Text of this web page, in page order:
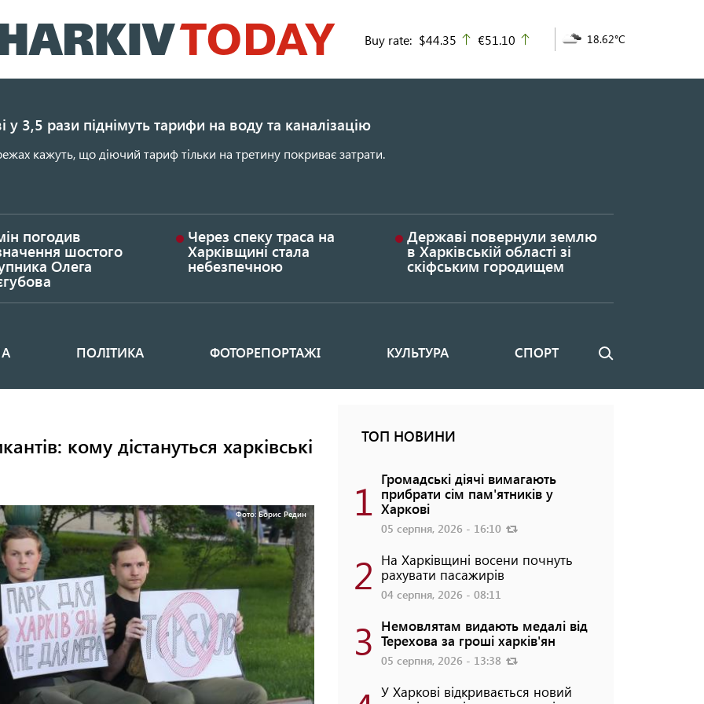
до
основного
Buy rate: $44.35 up
€51.10 18.62°C
у 3,5 рази піднімуть тарифи на воду та каналізацію
кажуть, що діючий тариф тільки на третину покриває затрати.
погодив
шостого
Олега
Через спеку траса на
Харківщині стала
небезпечною
Державі повернули землю
в Харківській області зі
скіфським городищем
ПОЛІТИКА ФОТОРЕПОРТАЖІ КУЛЬТУРА СПОРТ Пошук
кому дістануться харківські
Фото: Борис Редин
ТОП НОВИНИ
1 Громадські діячі вимагають
прибрати сім пам'ятників у
Харкові
05 серпня, 2026 - 16:10
2 На Харківщині восени почнуть
рахувати пасажирів
04 серпня, 2026 - 08:11
3 Немовлятам видають медалі від
Терехова за гроші харків'ян
05 серпня, 2026 - 13:38
У Харкові відкривається новий